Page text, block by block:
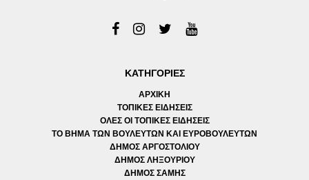
ΚΑΤΗΓΟΡΙΕΣ
ΑΡΧΙΚΗ
ΤΟΠΙΚΕΣ ΕΙΔΗΣΕΙΣ
ΟΛΕΣ ΟΙ ΤΟΠΙΚΕΣ ΕΙΔΗΣΕΙΣ
ΤΟ ΒΗΜΑ ΤΩΝ ΒΟΥΛΕΥΤΩΝ ΚΑΙ ΕΥΡΟΒΟΥΛΕΥΤΩΝ
ΔΗΜΟΣ ΑΡΓΟΣΤΟΛΙΟΥ
ΔΗΜΟΣ ΛΗΞΟΥΡΙΟΥ
ΔΗΜΟΣ ΣΑΜΗΣ